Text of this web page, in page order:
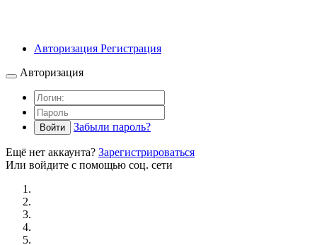
Авторизация Регистрация
Авторизация
Войти Забыли пароль?
Ещё нет аккаунта? Зарегистрироваться
Или войдите с помощью соц. сети